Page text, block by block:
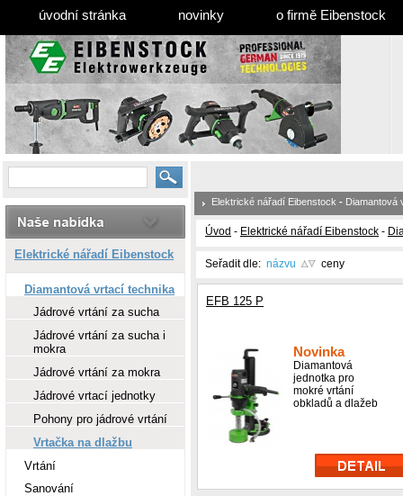
úvodní stránka novinky o firmě Eibenstock
Elektrické nářadí Eibenstock
Diamantová vrtací technika
Jádrové vrtání za sucha
Jádrové vrtání za sucha i
mokra
Jádrové vrtání za mokra
Jádrové vrtací jednotky
Pohony pro jádrové vrtání
Vrtačka na dlažbu
Vrtání
Sanování
Elektrické nářadí Eibenstock - Diamantová
Úvod - Elektrické nářadí Eibenstock -
Seřadit dle: názvu ceny
EFB 125 P
Novinka
Diamantová
jednotka pro
mokré vrtání
obkladů a dlažeb